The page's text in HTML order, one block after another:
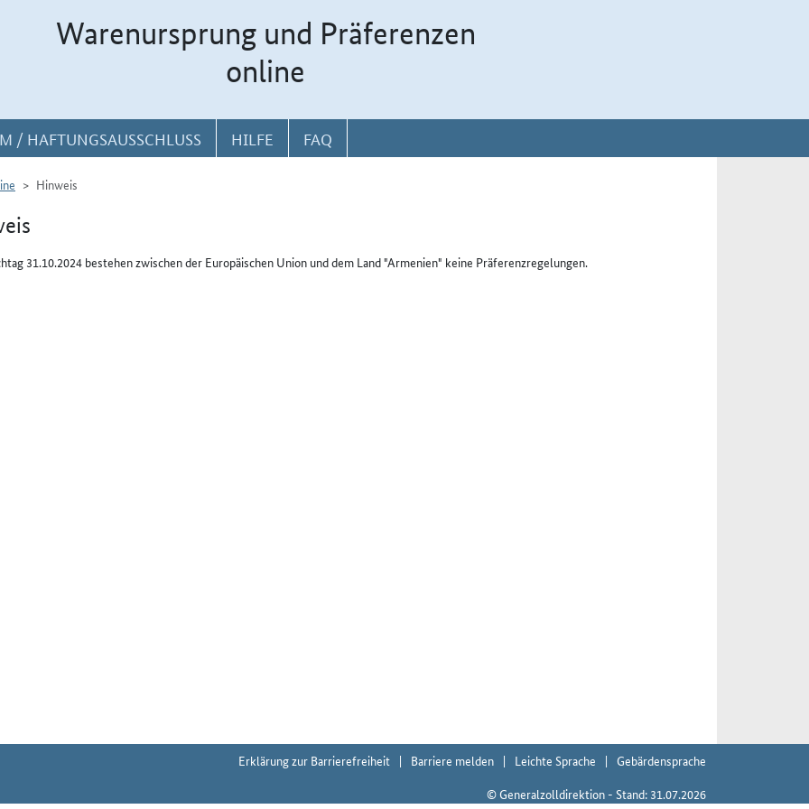
Warenursprung und Präferenzen
online
/ HAFTUNGSAUSSCHLUSS HILFE FAQ
Hinweis
31.10.2024 bestehen zwischen der Europäischen Union und dem Land "Armenien" keine Präferenzregelungen.
Erklärung zur Barrierefreiheit Barriere melden Leichte Sprache
Gebärdensprache
© Generalzolldirektion - Stand: 31.07.2026